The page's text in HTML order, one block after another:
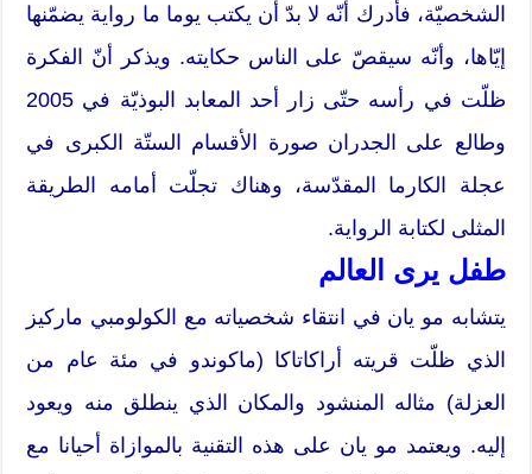
الشخصيّة، فأدرك أنّه لا بدّ أن يكتب يوما ما رواية يضمّنها
إيّاها، وأنّه سيقصّ على الناس حكايته. ويذكر أنّ الفكرة
ظلّت في رأسه حتّى زار أحد المعابد البوذيّة في 2005
وطالع على الجدران صورة الأقسام الستّة الكبرى في
عجلة الكارما المقدّسة، وهناك تجلّت أمامه الطريقة
المثلى لكتابة الرواية.
طفل يرى العالم
يتشابه مو يان في انتقاء شخصياته مع الكولومبي ماركيز
الذي ظلّت قريته أراكاتاكا (ماكوندو في مئة عام من
العزلة) مثاله المنشود والمكان الذي ينطلق منه ويعود
إليه. ويعتمد مو يان على هذه التقنية بالموازاة أحيانا مع